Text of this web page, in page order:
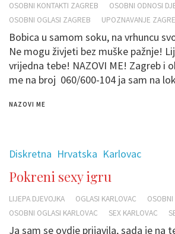
OSOBNI KONTAKTI ZAGREB
OSOBNI ODNOSI
OSOBNI OGLASI ZAGREB
UPOZNAVANJE
Bobica u samom soku, na vrhuncu
Ne mogu živjeti bez muške pažnje!
vrijedna tebe! NAZOVI ME! Zagreb
me na broj 060/600-104 ja sam na
NAZOVI ME
Diskretna Hrvatska Karlovac
Pokreni sexy igru
LIJEPA DJEVOJKA OGLASI KARLOVAC
OSOBNI OGLASI KARLOVAC
SEX KARLOVAC
Ja sam se ovdje prijavila, sada je na